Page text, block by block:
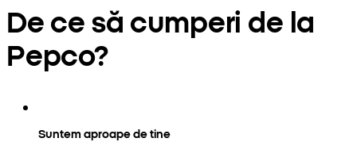
De ce să cumperi de la
Pepco?
Suntem aproape de tine